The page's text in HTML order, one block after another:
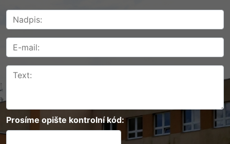
Prosíme opište kontrolní kód: